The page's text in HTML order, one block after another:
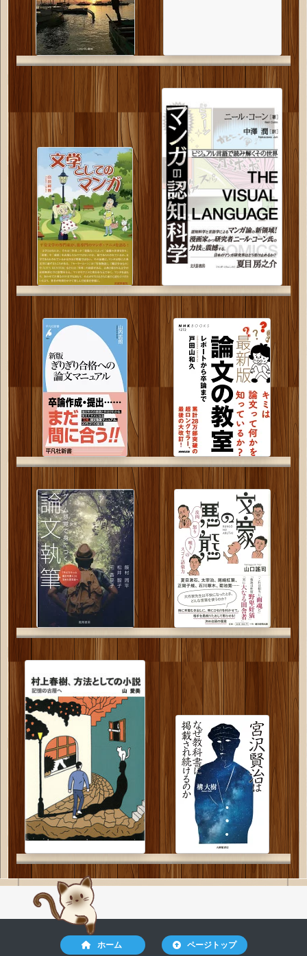
ホーム ページトップ